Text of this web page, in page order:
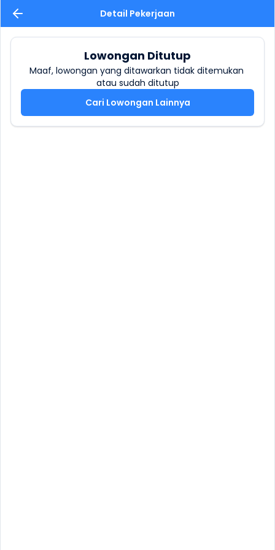
Detail Pekerjaan
Lowongan Ditutup
Maaf, lowongan yang ditawarkan tidak ditemukan
atau sudah ditutup
Cari Lowongan Lainnya